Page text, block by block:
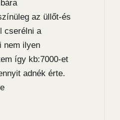
az üllőt-és
cserélni a
nem ilyen
így kb:7000-et
adnék érte.